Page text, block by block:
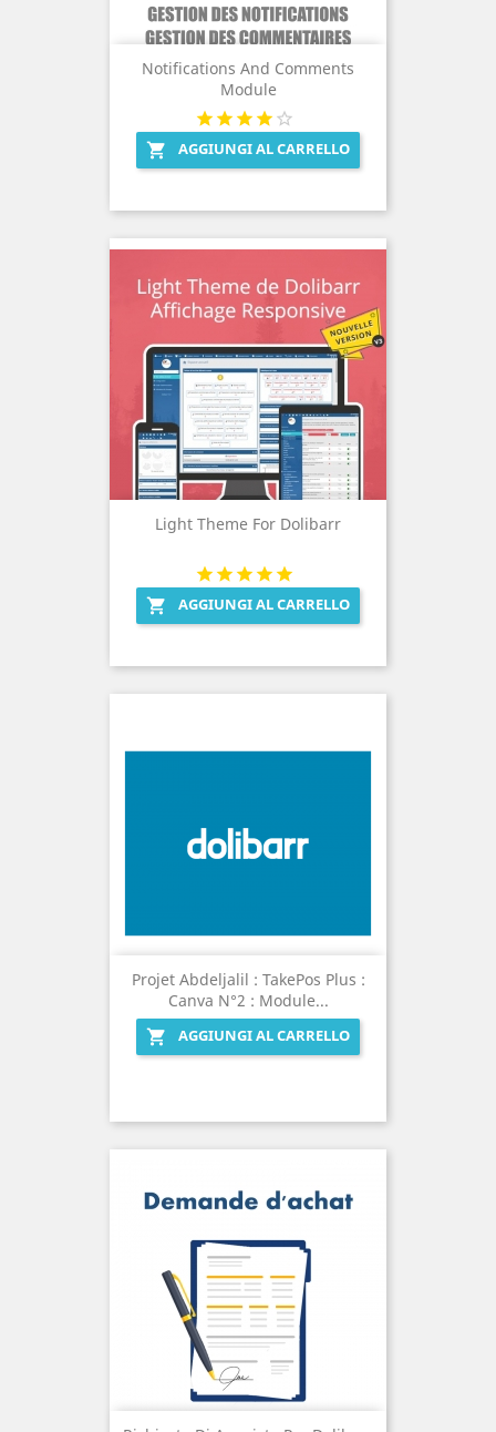
Notifications And Comments
Module
 AGGIUNGI AL CARRELLO
Light Theme For Dolibarr
 AGGIUNGI AL CARRELLO
Projet Abdeljalil : TakePos Plus :
Canva N°2 : Module...

AGGIUNGI AL CARRELLO